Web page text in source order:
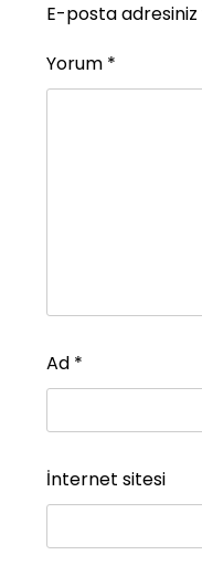
E-posta
Yorum *
Ad *
İnternet sitesi